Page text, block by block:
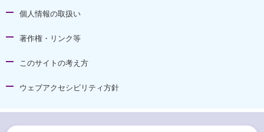
個人情報の取扱い
著作権・リンク等
このサイトの考え方
ウェブアクセシビリティ方針